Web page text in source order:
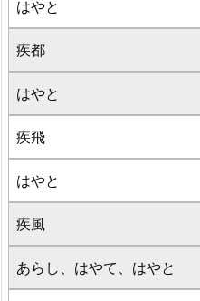
はやと
疾都
はやと
疾飛
はやと
疾風
あらし、はやて、はやと